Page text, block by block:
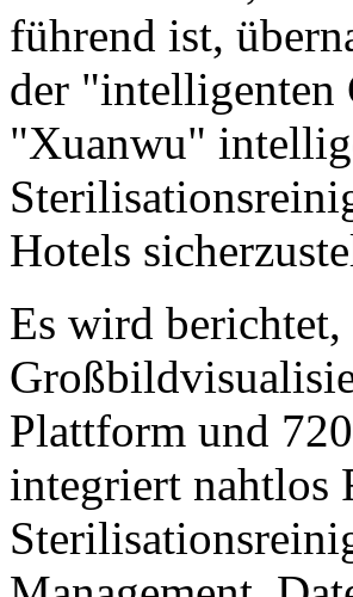
führend ist,
der "intelligenten
"Xuanwu"
Hotels
Es wird berichtet,
Plattform und
integriert nahtlos